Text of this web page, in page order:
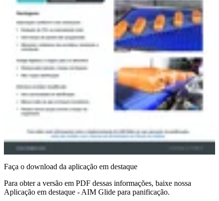
Faça o download da aplicação em destaque
Para obter a versão em PDF dessas informações, baixe nossa
Aplicação em destaque - AIM Glide para panificação.